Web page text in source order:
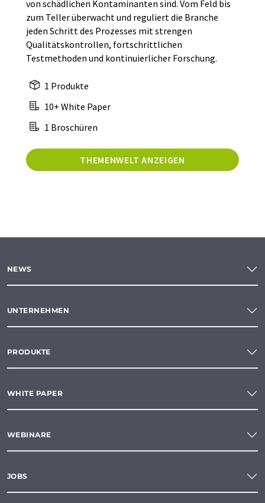
von schädlichen Kontaminanten sind. Vom Feld bis
zum Teller überwacht und reguliert die Branche
jeden Schritt des Prozesses mit strengen
Qualitätskontrollen, fortschrittlichen
Testmethoden und kontinuierlicher Forschung.
1 Produkte
10+ White Paper
1 Broschüren
THEMENWELT ANZEIGEN
NEWS
UNTERNEHMEN
PRODUKTE
WHITE PAPER
WEBINARE
JOBS